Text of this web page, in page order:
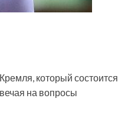
который состоится
на вопросы